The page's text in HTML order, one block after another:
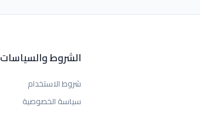
الشروط والسياسات
شروط الاستخدام
سياسة الخصوصية